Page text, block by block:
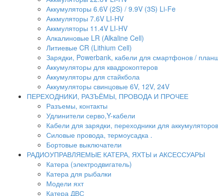
Аккумуляторы 6.6V (2S) / 9.9V (3S) Li-Fe
Аккмуляторы 7.6V LI-HV
Аккмуляторы 11.4V LI-HV
Алкалиновые LR (Alkaline Cell)
Литиевые CR (Lithium Сell)
Зарядки, Powerbank, кабели для смартфонов /
Аккумуляторы для квадрокоптеров
Аккумуляторы для стайкбола
Аккумуляторы свинцовые 6V, 12V, 24V
ПЕРЕХОДНИКИ, РАЗЪЁМЫ, ПРОВОДА И ПРОЧЕЕ
Разъемы, контакты
Удлинители серво,Y-кабели
Кабели для зарядки, переходники для аккумуляторов
Силовые провода, термоусадка .
Бортовые выключатели
РАДИОУПРАВЛЯЕМЫЕ КАТЕРА, ЯХТЫ и АКСЕССУАРЫ
Катера (электродвигатель)
Катера для рыбалки
Модели яхт
Катера ДВС